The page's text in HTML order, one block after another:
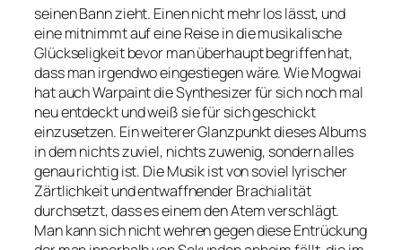
seinen Bann zieht. Einen nicht mehr los lässt, und
eine mitnimmt auf eine Reise in die musikalische
Glückseligkeit bevor man überhaupt begriffen hat,
dass man irgendwo eingestiegen wäre. Wie Mogwai
hat auch Warpaint die Synthesizer für sich noch mal
neu entdeckt und weiß sie für sich geschickt
einzusetzen. Ein weiterer Glanzpunkt dieses Albums
in dem nichts zuviel, nichts zuwenig, sondern alles
genau richtig ist. Die Musik ist von soviel lyrischer
Zärtlichkeit und entwaffnender Brachialität
durchsetzt, dass es einem den Atem verschlägt.
Man kann sich nicht wehren gegen diese Entrückung